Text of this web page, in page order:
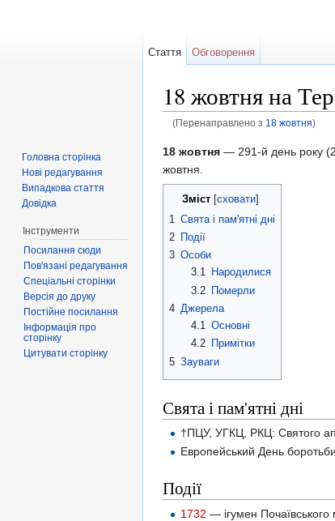
18 жовтня на
(Перенаправлено з 18 жовтня)
18 жовтня — 291-й день року
жовтня.
Зміст [сховати]
1 Свята і пам'ятні дні
2 Події
3 Особи
3.1
Народилися
3.2 Померли
4 Джерела
4.1
Основні
4.2
Примітки
5 Зауваги
Свята і пам'ятні дні
†ПЦУ, УГКЦ, РКЦ: Святого
Европейський День
Події
1732 — ігумен Почаївського
Стаття Обговорення
Головна сторінка
Нові редагування
Випадкова стаття
Довідка
Інструменти
Посилання сюди
Пов'язані редагування
Спеціальні сторінки
Версія до друку
Постійне посилання
Інформація про
сторінку
Цитувати сторінку